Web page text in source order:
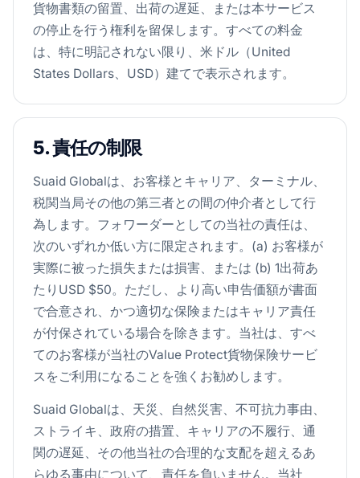
貨物書類の留置、出荷の遅延、または本サービス
の停止を行う権利を留保します。すべての料金
は、特に明記されない限り、米ドル（United
States Dollars、USD）建てで表示されます。
5. 責任の制限
Suaid Globalは、お客様とキャリア、ターミナル、
税関当局その他の第三者との間の仲介者として行
為します。フォワーダーとしての当社の責任は、
次のいずれか低い方に限定されます。(a) お客様が
実際に被った損失または損害、または (b) 1出荷あ
たりUSD $50。ただし、より高い申告価額が書面
で合意され、かつ適切な保険またはキャリア責任
が付保されている場合を除きます。当社は、すべ
てのお客様が当社のValue Protect貨物保険サービ
スをご利用になることを強くお勧めします。
Suaid Globalは、天災、自然災害、不可抗力事由、
ストライキ、政府の措置、キャリアの不履行、通
関の遅延、その他当社の合理的な支配を超えるあ
らゆる事由について、責任を負いません。当社